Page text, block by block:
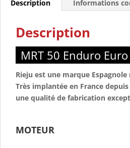
Description Informations
Description
MRT 50 Enduro
Rieju est une marque Espagnole
Très implantée en France
une qualité de fabrication
MOTEUR